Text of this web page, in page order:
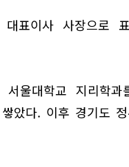
표이사 사장으로
울대학교 지리학과
았다. 이후 경기도